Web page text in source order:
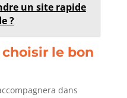
un site rapide
?
le bon
dans